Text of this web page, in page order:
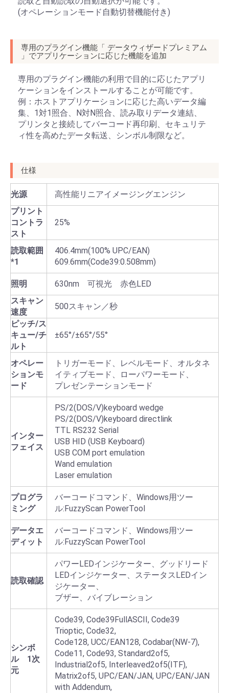
(オペレーションモード自動切替機能付き)
専用のプラグイン機能「 データウィザードプレミアム
」でアプリケーションに応じた機能を追加
専用のプラグイン機能の利用で目的に応じたアプリ
ケーションをインストールすることが可能です。
例：ホストアプリケーションに応じた高いデータ編
集、1対1照合、N対N照合、読み取りデータ連結、
プリンタと接続してバーコード再印刷、セキュリテ
ィ性を高めたデータ転送、シンボル制限など。
仕様
光源
高性能リニアイメージングエンジン
プリント
コントラ
スト
25%
読取範囲
*1
406.4mm(100% UPC/EAN)
609.6mm(Code39:0.508mm)
照明
630nm 可視光 赤色LED
スキャン
速度
500スキャン／秒
ピッチ/ス
キュー/チ
ルト
±65°/±65°/55°
オペレー
ションモ
ード
トリガーモード、レベルモード、オルタネ
イティブモード、ローパワーモード、
プレゼンテーションモード
インター
フェイス
PS/2(DOS/V)keyboard wedge
PS/2(DOS/V)keyboard directlink
TTL RS232 Serial
USB HID (USB Keyboard)
USB COM port emulation
Wand emulation
Laser emulation
プログラ
ミング
バーコードコマンド、Windows用ツー
ル:FuzzyScan PowerTool
データエ
ディット
バーコードコマンド、Windows用ツー
ル:FuzzyScan PowerTool
読取確認
パワーLEDインジケーター、グッドリード
LEDインジケーター、ステータスLEDイン
ジケーター、
ブザー、バイブレーション
シンボ
ル 1次
元
Code39, Code39FullASCII, Code39
Trioptic, Code32,
Code128, UCC/EAN128, Codabar(NW-7),
Code11, Code93, Standard2of5,
Industrial2of5, Interleaved2of5(ITF),
Matrix2of5, UPC/EAN/JAN, UPC/EAN/JAN
with Addendum,